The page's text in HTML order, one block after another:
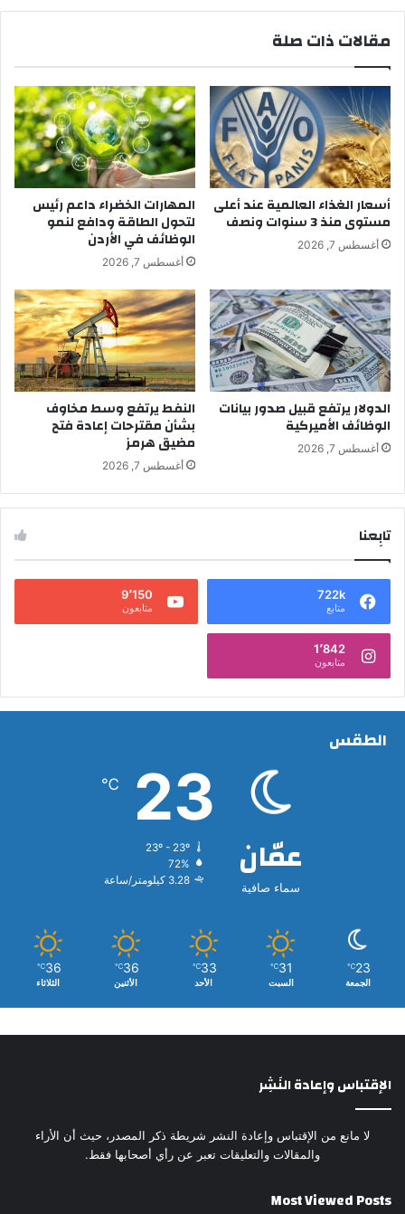
مقالات ذات صلة
أسعار الغذاء العالمية عند أعلى
مستوى منذ 3 سنوات ونصف
أغسطس 7, 2026
المهارات الخضراء داعم رئيس
لتحول الطاقة ودافع لنمو
الوظائف في الأردن
أغسطس 7, 2026
الدولار يرتفع قبيل صدور بيانات
الوظائف الأميركية
أغسطس 7, 2026
النفط يرتفع وسط مخاوف
بشأن مقترحات إعادة فتح
مضيق هرمز
أغسطس 7, 2026
تابِعنا
722k
متابع
9٬150
متابعون
1٬842
متابعون
الطقس
عمّان
سماء صافية
23
℃
23º - 23º
72%
3.28 كيلومتر/ساعة
23
℃
الجمعة
31
℃
السبت
33
℃
الأحد
36
℃
الأثنين
36
℃
الثلاثاء
الإقتباس وإعادة النَشِر
لا مانع من الإقتباس وإعادة النشر شريطة ذكر المصدر، حيث أن الأراء
والمقالات والتعليقات تعبر عن رأي أصحابها فقط.
Most Viewed Posts